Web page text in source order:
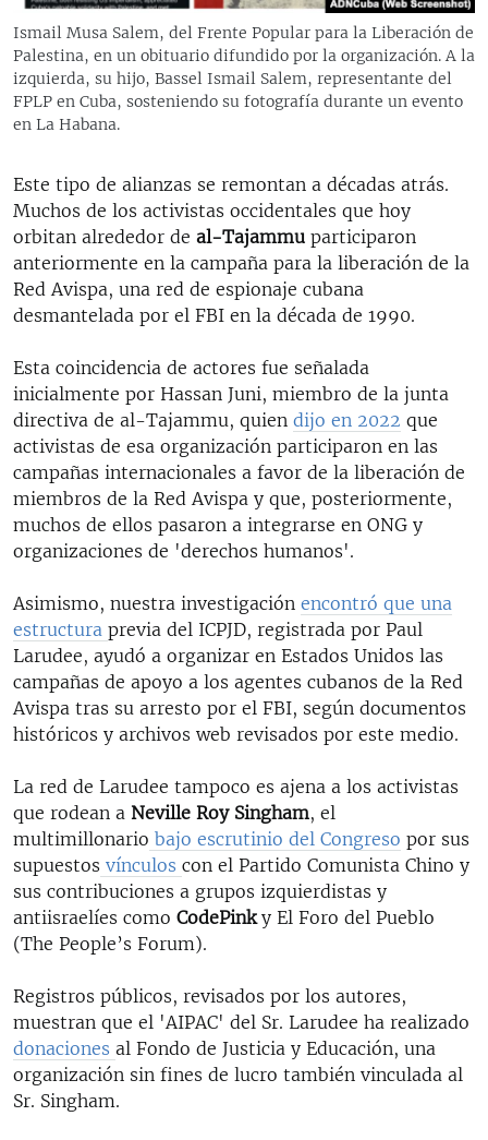
Ismail Musa Salem, del Frente Popular para la Liberación de
Palestina, en un obituario difundido por la organización. A la
izquierda, su hijo, Bassel Ismail Salem, representante del
FPLP en Cuba, sosteniendo su fotografía durante un evento
en La Habana.
Este tipo de alianzas se remontan a décadas atrás.
Muchos de los activistas occidentales que hoy
orbitan alrededor de al-Tajammu participaron
anteriormente en la campaña para la liberación de la
Red Avispa, una red de espionaje cubana
desmantelada por el FBI en la década de 1990.
Esta coincidencia de actores fue señalada
inicialmente por Hassan Juni, miembro de la junta
directiva de al-Tajammu, quien dijo en 2022 que
activistas de esa organización participaron en las
campañas internacionales a favor de la liberación de
miembros de la Red Avispa y que, posteriormente,
muchos de ellos pasaron a integrarse en ONG y
organizaciones de 'derechos humanos'.
Asimismo, nuestra investigación encontró que una
estructura previa del ICPJD, registrada por Paul
Larudee, ayudó a organizar en Estados Unidos las
campañas de apoyo a los agentes cubanos de la Red
Avispa tras su arresto por el FBI, según documentos
históricos y archivos web revisados por este medio.
La red de Larudee tampoco es ajena a los activistas
que rodean a Neville Roy Singham, el
multimillonario bajo escrutinio del Congreso por sus
supuestos vínculos con el Partido Comunista Chino y
sus contribuciones a grupos izquierdistas y
antiisraelíes como CodePinky El Foro del Pueblo
(The People’s Forum).
Registros públicos, revisados por los autores,
muestran que el 'AIPAC' del Sr. Larudee ha realizado
donaciones al Fondo de Justicia y Educación, una
organización sin fines de lucro también vinculada al
Sr. Singham.